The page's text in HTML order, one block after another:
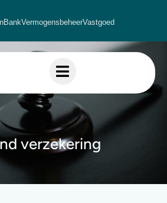
BankVermogensbeheerVastgoed
verzekering